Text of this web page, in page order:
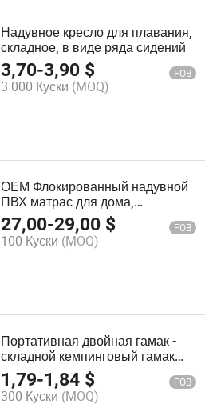
Надувное кресло для плавания,
складное, в виде ряда сидений
3,70-3,90 $ FOB
3 000 Куски (MOQ)
ОЕМ Флокированный надувной
ПВХ матрас для дома,
больницы, кемпинга
27,00-29,00 $ FOB
100 Куски (MOQ)
Портативная двойная гамак -
складной кемпинговый гамак
для улицы
1,79-1,84 $ FOB
300 Куски (MOQ)